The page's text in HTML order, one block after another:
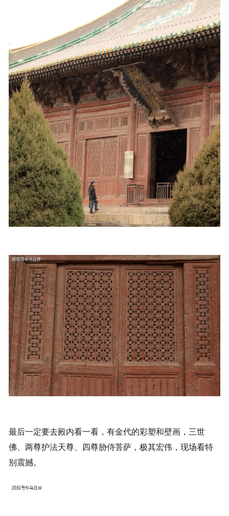
最后一定要去殿内看一看，有金代的彩塑和壁画，三世
佛、两尊护法天尊、四尊胁侍菩萨，极其宏伟，现场看特
别震撼。